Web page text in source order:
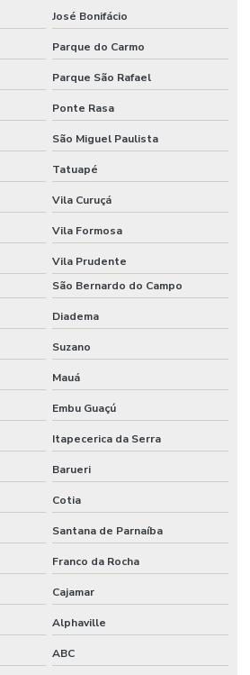
preço
de água
José Bonifácio
Parque do Carmo
Parque São Rafael
Ponte Rasa
São Miguel Paulista
Tatuapé
Vila Curuçá
Vila Formosa
Vila Prudente
São Bernardo do Campo
Diadema
Suzano
Mauá
Embu Guaçú
Itapecerica da Serra
Barueri
Cotia
Santana de Parnaíba
Franco da Rocha
Cajamar
Alphaville
ABC